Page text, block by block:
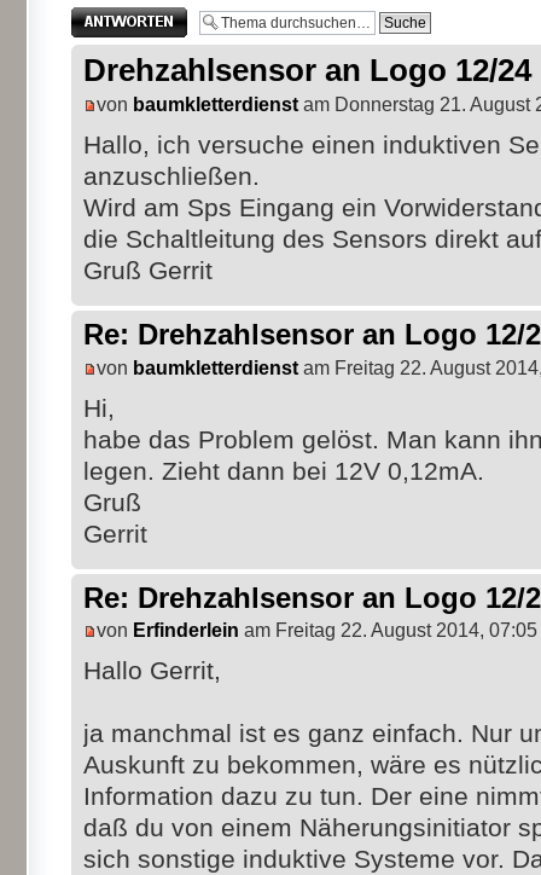
Antwort erstellen
Drehzahlsensor an Logo 12/24
von baumkletterdienst am Donnerstag 21. August
Hallo, ich versuche einen induktiven
anzuschließen.
Wird am Sps Eingang ein
die Schaltleitung des Sensors direkt
Gruß Gerrit
Re: Drehzahlsensor an Logo 12/
von baumkletterdienst am Freitag 22. August
Hi,
habe das Problem gelöst. Man kann
legen. Zieht dann bei 12V 0,12mA.
Gruß
Gerrit
Re: Drehzahlsensor an Logo 12/
von Erfinderlein am Freitag 22. August 2014, 07:05
Hallo Gerrit,
ja manchmal ist es ganz einfach. Nur
Auskunft zu bekommen, wäre es
Information dazu zu tun. Der eine
daß du von einem Näherungsinitiator
sich sonstige induktive Systeme vor.